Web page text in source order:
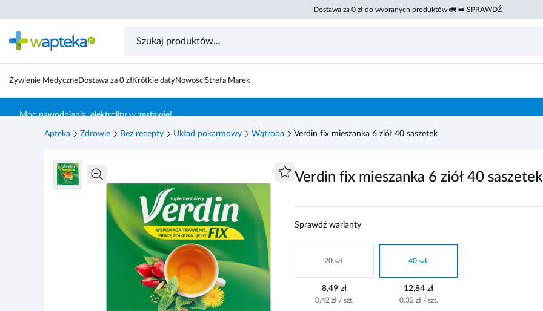
Dostawa za 0 zł do wybranych produktów 🚛 ➡️ SPRAWDŹ
Żywienie MedyczneDostawa za 0 złKrótkie datyNowościStrefa Marek
Moc nawodnienia, elektrolity w zestawie!
Apteka Zdrowie Bez recepty Układ pokarmowy Wątroba Verdin fix mieszanka 6 ziół 40 saszetek
Verdin fix mieszanka 6 ziół 40 saszetek
Sprawdź warianty
20 szt.
8,49 zł
0,42 zł / szt.
40 szt.
12,84 zł
0,32 zł / szt.